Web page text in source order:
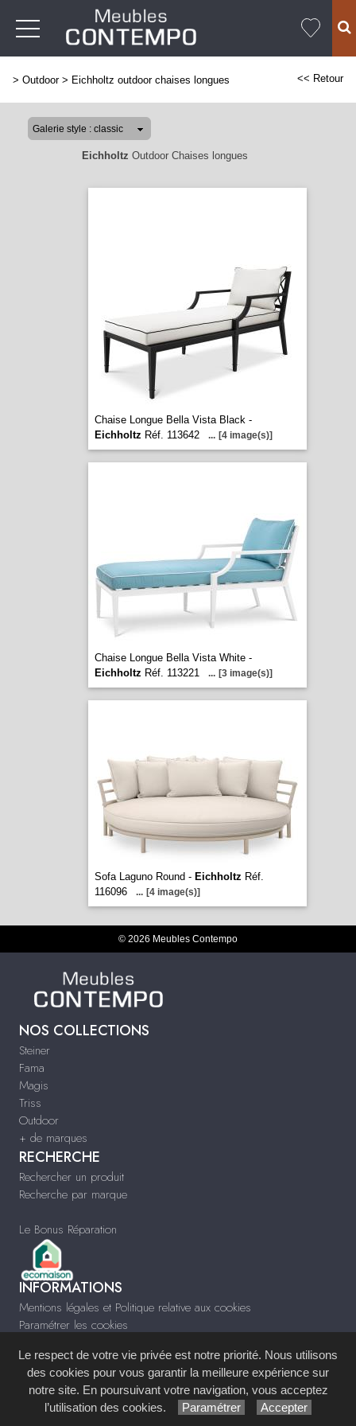
> Outdoor> Eichholtz outdoor chaises longues << Retour
Eichholtz Outdoor Chaises longues
Chaise Longue Bella Vista Black -
Eichholtz Réf. 113642 ... [4 image(s)]
Chaise Longue Bella Vista White -
Eichholtz Réf. 113221 ... [3 image(s)]
Sofa Laguno Round - Eichholtz Réf.
116096
... [4 image(s)]
© 2026 Meubles Contempo
NOS COLLECTIONS
Steiner
Fama
Magis
Triss
Outdoor
+ de marques
RECHERCHE
Rechercher un produit
Recherche par marque
Le Bonus Réparation
INFORMATIONS
Mentions légales et Politique relative aux cookies
Paramétrer les cookies
www.meublescontempo-montpellier.fr
Site réalisé avec le Système de Gestion de Contenu (SGC)imagenia, créé et
développé en France parmémoire d'images.
Le respect de votre vie privée est notre priorité. Nous utilisons
des cookies pour vous garantir la meilleure expérience sur
notre site. En poursuivant votre navigation, vous acceptez
l’utilisation des cookies.
Paramétrer Accepter